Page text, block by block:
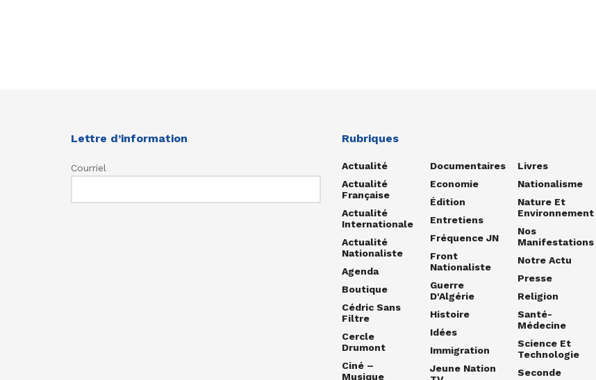
Lettre d’information
Courriel
Rubriques
Actualité
Actualité
Française
Actualité
Internationale
Actualité
Nationaliste
Agenda
Boutique
Cédric Sans
Filtre
Cercle
Drumont
Ciné –
Musique
Documentaires
Economie
Édition
Entretiens
Fréquence JN
Front
Nationaliste
Guerre
D'Algérie
Histoire
Idées
Immigration
Jeune Nation
Livres
Nationalisme
Nature Et
Environnement
Nos
Manifestations
Notre Actu
Presse
Religion
Santé-
Médecine
Science Et
Technologie
Seconde